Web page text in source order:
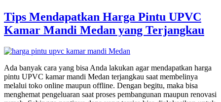
Tips Mendapatkan Harga Pintu UPVC
Kamar Mandi Medan yang Terjangkau
Ada banyak cara yang bisa Anda lakukan agar mendapatkan harga
pintu UPVC kamar mandi Medan terjangkau saat membelinya
melalui toko online maupun offline. Dengan begitu, maka bisa
menghemat pengeluaran saat proses pembangunan maupun renovasi